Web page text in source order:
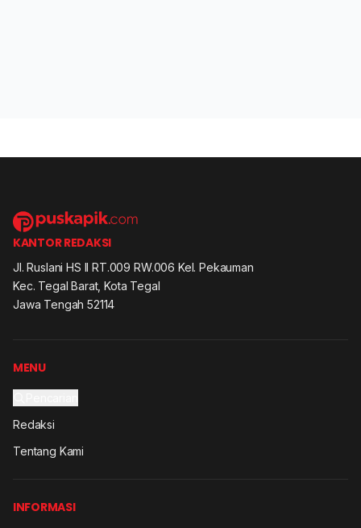
KANTOR REDAKSI
Jl. Ruslani HS II RT.009 RW.006 Kel. Pekauman
Kec. Tegal Barat, Kota Tegal
Jawa Tengah 52114
MENU
Redaksi
Tentang Kami
INFORMASI